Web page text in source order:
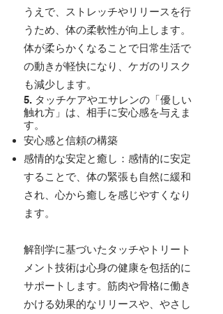
うえで、ストレッチやリリースを行
うため、体の柔軟性が向上します。
体が柔らかくなることで日常生活で
の動きが軽快になり、ケガのリスク
も減少します。
5. タッチケアやエサレンの「優しい
触れ方」は、相手に安心感を与えま
す。
安心感と信頼の構築
感情的な安定と癒し：感情的に安定
することで、体の緊張も自然に緩和
され、心から癒しを感じやすくなり
ます。
解剖学に基づいたタッチやトリート
メント技術は心身の健康を包括的に
サポートします。筋肉や骨格に働き
かける効果的なリリースや、やさし